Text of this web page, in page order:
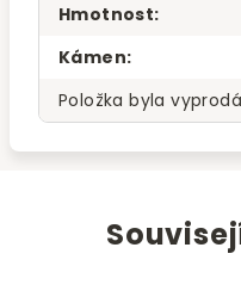
Hmotnost:
Kámen:
Položka byla